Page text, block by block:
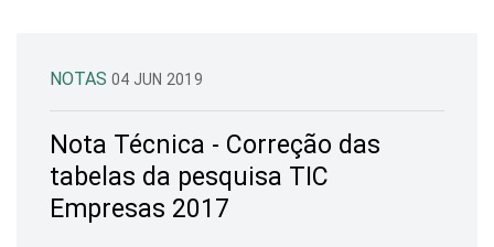
NOTAS 04 JUN 2019
Nota Técnica - Correção das
tabelas da pesquisa TIC
Empresas 2017